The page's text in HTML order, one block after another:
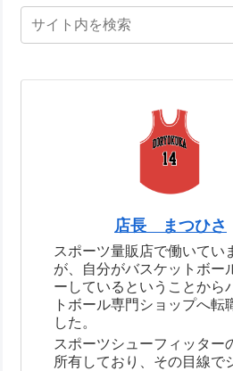
店長 まつひさ
スポーツ量販店で働いてい
が、自分がバスケットボー
ーしているということから
トボール専門ショップへ転
した。
スポーツシューフィッター
所有しており、その目線で